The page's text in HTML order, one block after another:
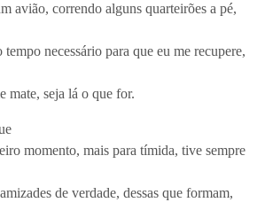
avião, correndo alguns quarteirões a pé,
necessário para que eu me recupere,
mate, seja lá o que for.
momento, mais para tímida, tive sempre
de verdade, dessas que formam,